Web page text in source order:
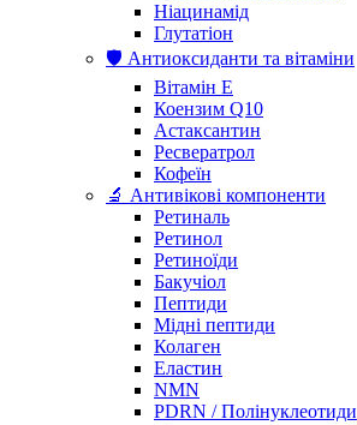
Ніацинамід
Глутатіон
🛡️ Антиоксиданти та вітаміни
Вітамін Е
Коензим Q10
Астаксантин
Ресвератрол
Кофеїн
🔬 Антивікові компоненти
Ретиналь
Ретинол
Ретиноїди
Бакучіол
Пептиди
Мідні пептиди
Колаген
Еластин
NMN
PDRN / Полінуклеотиди